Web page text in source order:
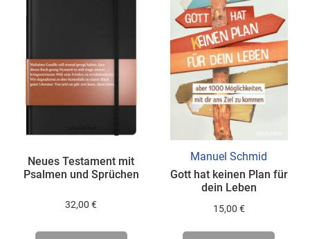
Neues Testament mit
Psalmen und Sprüchen
32,00 €
Manuel Schmid
Gott hat keinen Plan für
dein Leben
15,00 €